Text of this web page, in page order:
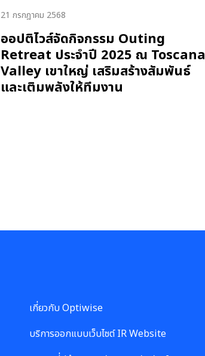
21 กรกฎาคม 2568
ออปติไวส์จัดกิจกรรม Outing
Retreat ประจำปี 2025 ณ Toscana
Valley เขาใหญ่ เสริมสร้างสัมพันธ์
และเติมพลังให้ทีมงาน
เกี่ยวกับ Optiwise
บริการออกแบบเว็บไซต์ IR Website